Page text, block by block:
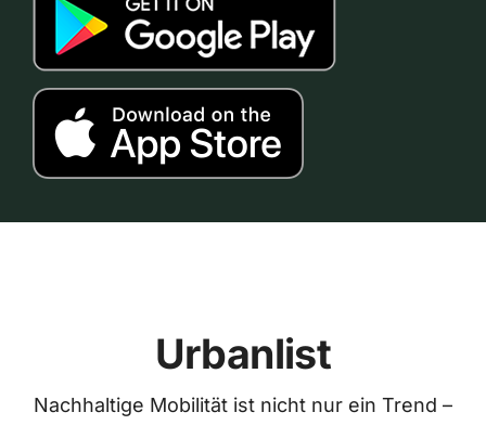
Urbanlist
Nachhaltige Mobilität ist nicht nur ein Trend –